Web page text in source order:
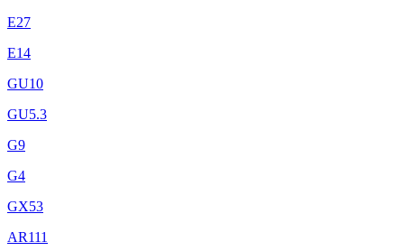
E27
E14
GU10
GU5.3
G9
G4
GX53
AR111